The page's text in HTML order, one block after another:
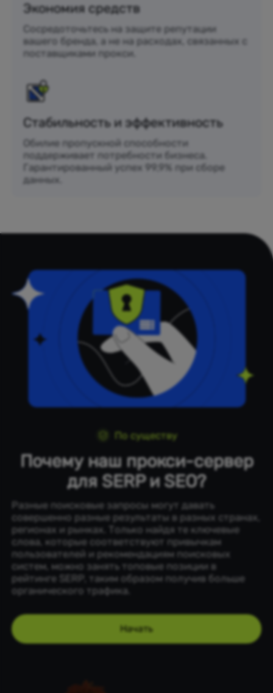
Экономия средств
Сосредоточьтесь на защите репутации
вашего бренда, а не на расходах, связанных с
поставщиками прокси.
Стабильность и эффективность
Обилие пропускной способности
поддерживает потребности бизнеса.
Гарантированный успех 99,9% при сборе
данных.
По существу
Почему наш прокси-сервер
для SERP и SEO?
Разные поисковые запросы могут давать
совершенно разные результаты в разных странах,
регионах и рынках. Только найдя те ключевые
слова, которые соответствуют привычкам
пользователей и рекомендациям поисковых
систем, можно занять топовые позиции в
рейтинге SERP, таким образом получив больше
органического трафика.
Начать